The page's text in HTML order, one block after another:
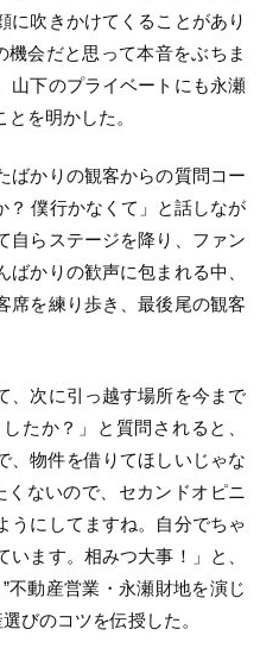
に吹きかけてくることがあり
機会だと思って本音をぶちま
山下のプライベートにも永瀬
を明かした。
ばかりの観客からの質問コー
？ 僕行かなくて」と話しなが
自らステージを降り、ファン
かりの歓声に包まれる中、
席を練り歩き、最後尾の観客
、次に引っ越す場所を今まで
たか？」と質問されると、
、物件を借りてほしいじゃな
ないので、セカンドオピニ
うにしてますね。自分でちゃ
ます。相みつ大事！」と、
不動産営業・永瀬財地を演じ
びのコツを伝授した。